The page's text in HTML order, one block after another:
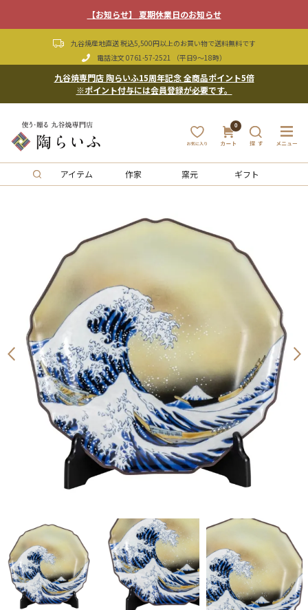
【お知らせ】 夏期休業日のお知らせ
九谷焼産地直送 税込5,500円以上のお買い物で送料無料です
電話注文 0761-57-2521 （平日9〜18時）
九谷焼専門店 陶らいふ15周年記念 全商品ポイント5倍
※ポイント付与には会員登録が必要です。
0
アイテム 作家 窯元 ギフト